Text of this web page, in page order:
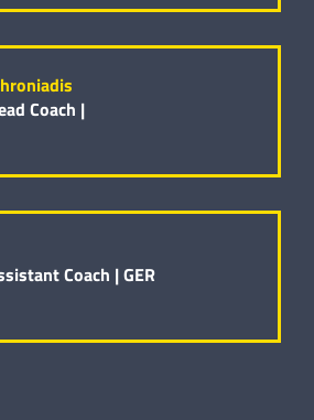
Coach |
Coach |GER